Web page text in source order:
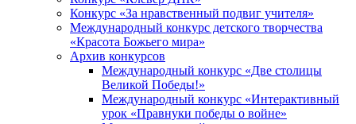
Конкурс «За нравственный подвиг учителя»
Международный конкурс детского творчества
«Красота Божьего мира»
Архив конкурсов
Международный конкурс «Две столицы
Великой Победы!»
Международный конкурс «Интерактивный
урок «Правнуки победы о войне»